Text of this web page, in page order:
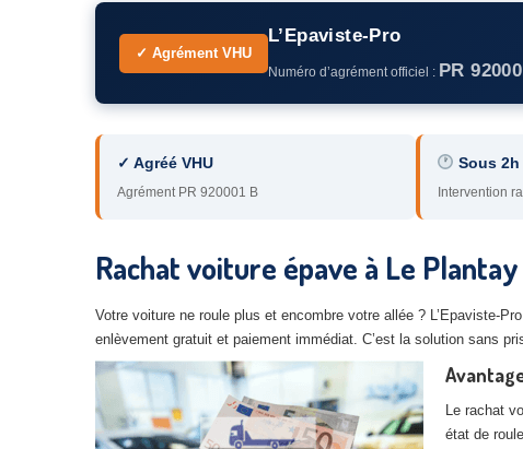
✓ Agrément VHU
L’Epaviste-Pro
Numéro d’agrément officiel : PR
✓ Agréé VHU
Agrément PR 920001 B
Sous 2h
Intervention
Rachat voiture épave à Le
Votre voiture ne roule plus et encombre votre allée ? L’Epaviste-
enlèvement gratuit et paiement immédiat. C’est la solution sans
Le rachat
état de